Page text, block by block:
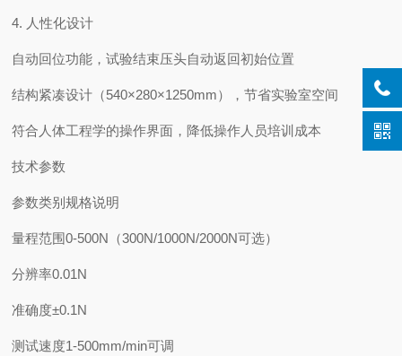
4. 人性化设计
自动回位功能，试验结束压头自动返回初始位置
结构紧凑设计（540×280×1250mm），节省实验室空间
符合人体工程学的操作界面，降低操作人员培训成本
技术参数
参数类别规格说明
量程范围0-500N（300N/1000N/2000N可选）
分辨率0.01N
准确度±0.1N
测试速度1-500mm/min可调